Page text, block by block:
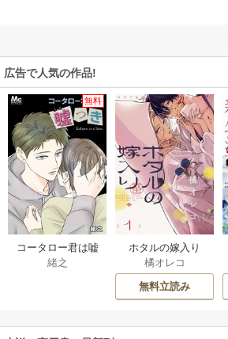
広告で人気の作品!
無料
コータロー君は嘘
つき【タテヨミ】
緒之
ホタルの嫁入り
橘オレコ
無料立読み